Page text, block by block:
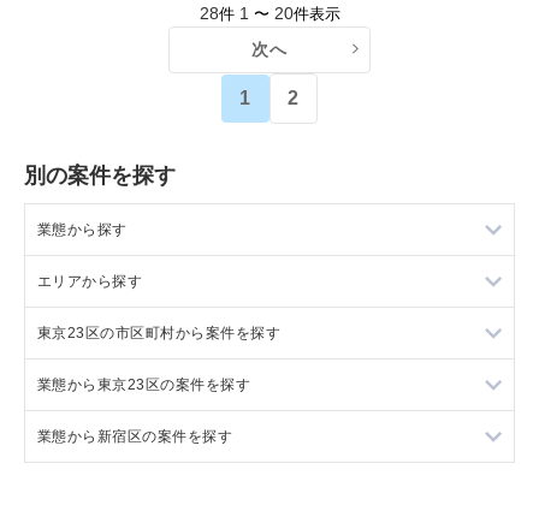
28件 1 〜 20件表示
次へ
1 2
別の案件を探す
業態から探す
ラーメンの居抜き売却物件の案件一覧
フランス料理の居抜き売却物件の案件一覧
イタリア料理の居抜き売却物件の案件一覧
中華の居抜き売却物件の案件一覧
エリアから探す
東京23区の飲食店の居抜き売却物件の案件一覧
東京都下の飲食店の居抜き売却物件の案件一覧
千葉県の飲食店の居抜き売却物件の案件一覧
東京23区の市区町村から案件を探す
目黒区の飲食店の居抜き売却物件の案件一覧
渋谷区の飲食店の居抜き売却物件の案件一覧
業態から東京23区の案件を探す
東京23区のラーメンの居抜き売却物件の案件一覧
業態から新宿区の案件を探す